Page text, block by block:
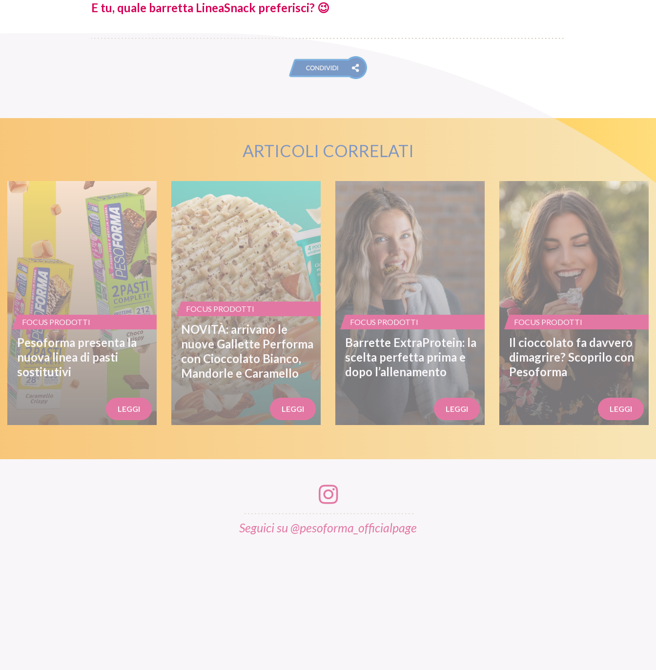
E tu, quale barretta LineaSnack preferisci? 😉
ARTICOLI CORRELATI
FOCUS PRODOTTI
Pesoforma presenta la
nuova linea di pasti
sostitutivi
LEGGI
FOCUS PRODOTTI
NOVITÀ: arrivano le
nuove Gallette Performa
con Cioccolato Bianco,
Mandorle e Caramello
LEGGI
FOCUS PRODOTTI
Barrette ExtraProtein: la
scelta perfetta prima e
dopo l’allenamento
LEGGI
FOCUS PRODOTTI
Il cioccolato fa davvero
dimagrire? Scoprilo con
Pesoforma
LEGGI
Seguici su @pesoforma_officialpage